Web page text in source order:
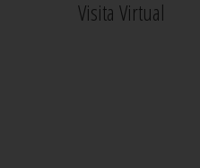
Visita Virtual